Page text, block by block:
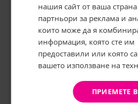
нашия сайт от ваша
партньори за реклама и
които може да я
информация, която сте им
предоставили или която
вашето използване на
ПРИЕМЕТЕ
Абонирайте се за
грабнете-5%
АБОНИРАНЕ
Не, благодаря